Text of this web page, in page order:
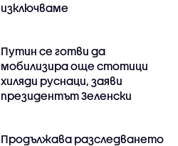
изключваме
Путин се готви да
мобилизира още стотици
хиляди руснаци, заяви
президентът Зеленски
Продължава разследването